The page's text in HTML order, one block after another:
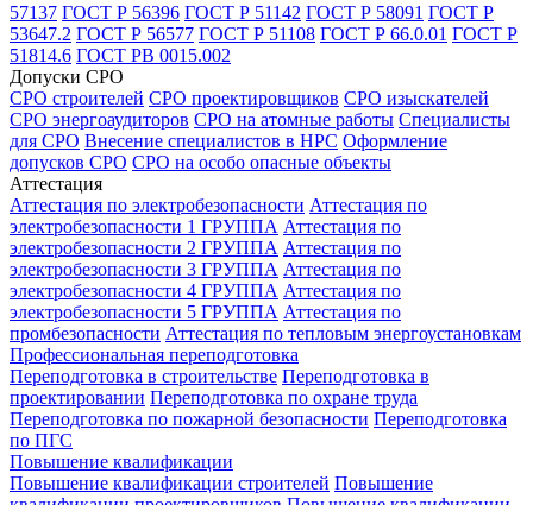
57137 ГОСТ Р 56396 ГОСТ Р 51142 ГОСТ Р 58091 ГОСТ Р
53647.2 ГОСТ Р 56577 ГОСТ Р 51108 ГОСТ Р 66.0.01 ГОСТ Р
51814.6 ГОСТ РВ 0015.002
Допуски СРО
СРО строителей СРО проектировщиков СРО изыскателей
СРО энергоаудиторов СРО на атомные работы Специалисты
для СРО Внесение специалистов в НРС Оформление
допусков СРО СРО на особо опасные объекты
Аттестация
Аттестация по электробезопасности Аттестация по
электробезопасности 1 ГРУППА Аттестация по
электробезопасности 2 ГРУППА Аттестация по
электробезопасности 3 ГРУППА Аттестация по
электробезопасности 4 ГРУППА Аттестация по
электробезопасности 5 ГРУППА Аттестация по
промбезопасности Аттестация по тепловым энергоустановкам
Профессиональная переподготовка
Переподготовка в строительстве Переподготовка в
проектировании Переподготовка по охране труда
Переподготовка по пожарной безопасности Переподготовка
по ПГС
Повышение квалификации
Повышение квалификации строителей Повышение